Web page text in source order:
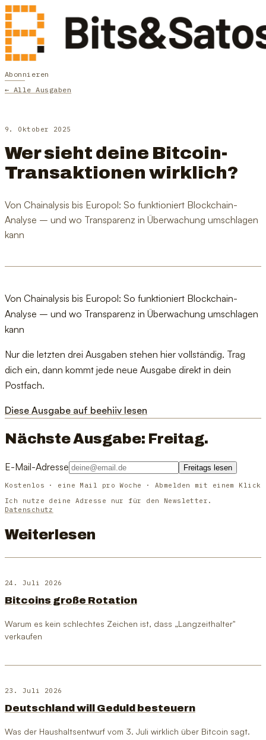
Abonnieren
← Alle Ausgaben
9. Oktober 2025
Wer sieht deine Bitcoin-
Transaktionen wirklich?
Von Chainalysis bis Europol: So funktioniert Blockchain-
Analyse – und wo Transparenz in Überwachung umschlagen
kann
Von Chainalysis bis Europol: So funktioniert Blockchain-
Analyse – und wo Transparenz in Überwachung umschlagen
kann
Nur die letzten drei Ausgaben stehen hier vollständig. Trag
dich ein, dann kommt jede neue Ausgabe direkt in dein
Postfach.
Diese Ausgabe auf beehiiv lesen
Nächste Ausgabe: Freitag.
E-Mail-Adresse Freitags lesen
Kostenlos · eine Mail pro Woche · Abmelden mit einem Klick
Ich nutze deine Adresse nur für den Newsletter.
Datenschutz
Weiterlesen
24. Juli 2026
Bitcoins große Rotation
Warum es kein schlechtes Zeichen ist, dass „Langzeithalter"
verkaufen
23. Juli 2026
Deutschland will Geduld besteuern
Was der Haushaltsentwurf vom 3. Juli wirklich über Bitcoin sagt.